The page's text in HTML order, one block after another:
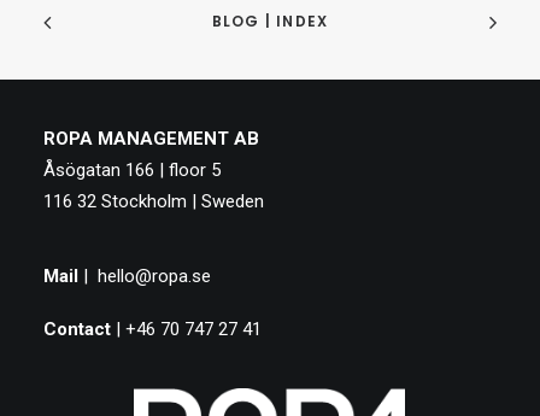
BLOG | INDEX
ROPA MANAGEMENT AB
Åsögatan 166 | floor 5
116 32 Stockholm | Sweden
Mail | hello@ropa.se
Contact | +46 70 747 27 41